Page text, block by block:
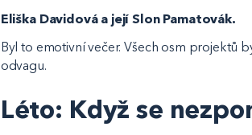
Eliška Davidová a její Slon Pamatovák.
Byl to emotivní večer. Všech osm projektů
odvagu.
Léto: Když se